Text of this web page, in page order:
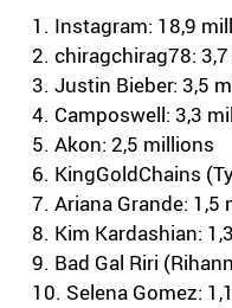
1. Instagram: 18,9
2. chiragchirag78:
3. Justin Bieber: 3,5
4. Camposwell: 3,3
5. Akon: 2,5 millions
6. KingGoldChains
7. Ariana Grande: 1,5
8. Kim Kardashian:
9. Bad Gal Riri
10. Selena Gomez: